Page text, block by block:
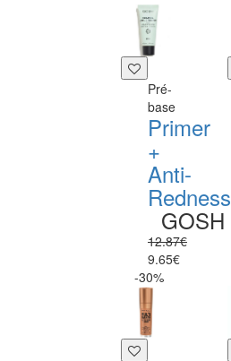
Pré-
base
Primer
+
Anti-
Redness
GOSH
12.87€
9.65€
-30%